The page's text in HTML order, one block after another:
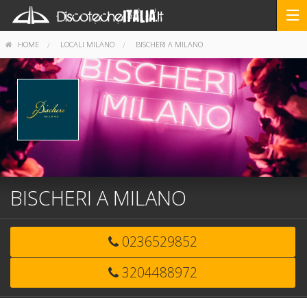
HOME LOCALI MILANO BISCHERI A MILANO
BISCHERI A MILANO
0236529852
3204488972